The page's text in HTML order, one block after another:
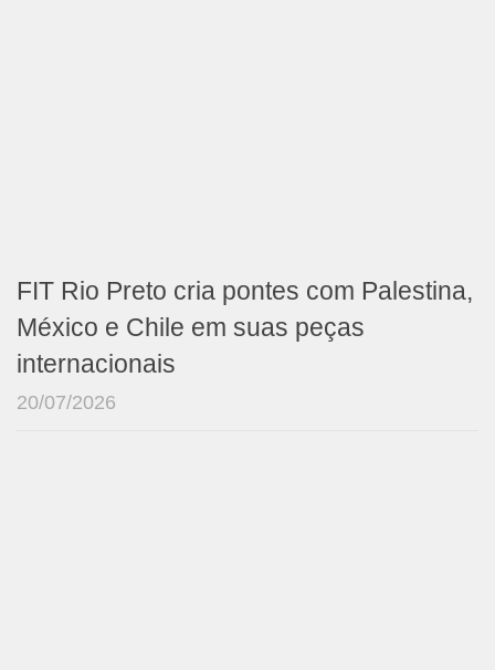
FIT Rio Preto cria pontes com Palestina,
México e Chile em suas peças
internacionais
20/07/2026